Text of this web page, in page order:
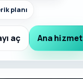
planı
aç Ana hizmet